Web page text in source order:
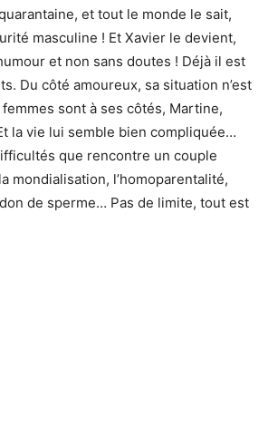
et tout le monde le sait,
masculine ! Et Xavier le devient,
et non sans doutes ! Déjà il est
Du côté amoureux, sa situation n’est
sont à ses côtés, Martine,
la vie lui semble bien compliquée…
que rencontre un couple
mondialisation, l’homoparentalité,
de sperme… Pas de limite, tout est